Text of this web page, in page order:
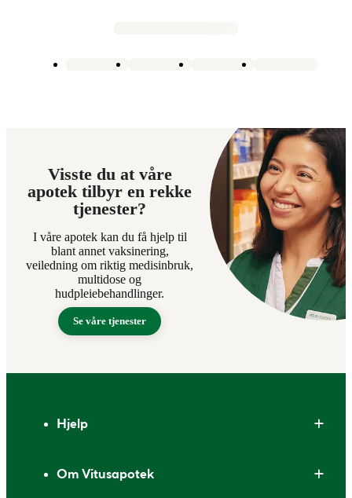
Visste du at våre
apotek tilbyr en rekke
tjenester?
I våre apotek kan du få hjelp til
blant annet vaksinering,
veiledning om riktig medisinbruk,
multidose og
hudpleiebehandlinger.
Se våre tjenester
Hjelp
Om Vitusapotek